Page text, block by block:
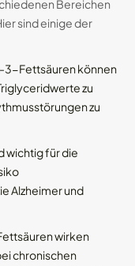
Bereichen
sind einige der
3-Fettsäuren können
zu
zu
wichtig für die
Alzheimer und
wirken
chronischen